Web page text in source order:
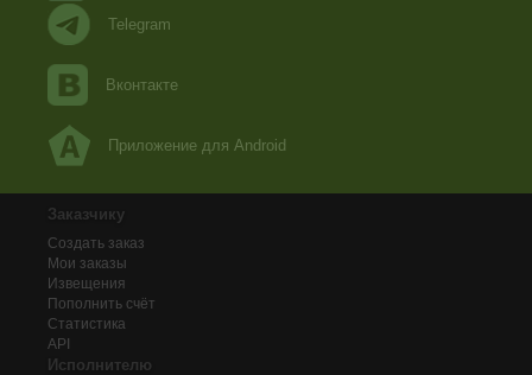
Telegram
Вконтакте
Приложение для Android
Заказчику
Создать заказ
Мои заказы
Извещения
Пополнить счёт
Статистика
API
Исполнителю